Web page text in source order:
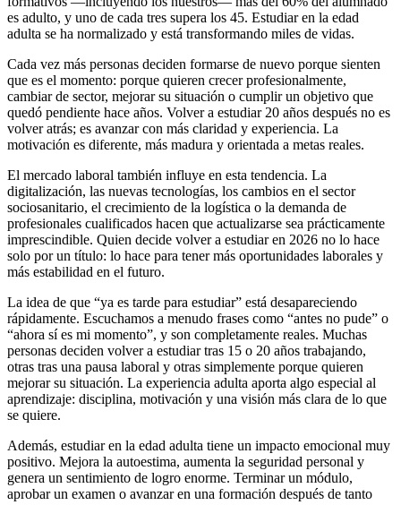
es adulto, y uno de cada tres supera los 45. Estudiar en la edad
adulta se ha normalizado y está transformando miles de vidas.
Cada vez más personas deciden formarse de nuevo porque sienten
que es el momento: porque quieren crecer profesionalmente,
cambiar de sector, mejorar su situación o cumplir un objetivo que
quedó pendiente hace años. Volver a estudiar 20 años después no es
volver atrás; es avanzar con más claridad y experiencia. La
motivación es diferente, más madura y orientada a metas reales.
El mercado laboral también influye en esta tendencia. La
digitalización, las nuevas tecnologías, los cambios en el sector
sociosanitario, el crecimiento de la logística o la demanda de
profesionales cualificados hacen que actualizarse sea prácticamente
imprescindible. Quien decide volver a estudiar en 2026 no lo hace
solo por un título: lo hace para tener más oportunidades laborales y
más estabilidad en el futuro.
La idea de que “ya es tarde para estudiar” está desapareciendo
rápidamente. Escuchamos a menudo frases como “antes no pude” o
“ahora sí es mi momento”, y son completamente reales. Muchas
personas deciden volver a estudiar tras 15 o 20 años trabajando,
otras tras una pausa laboral y otras simplemente porque quieren
mejorar su situación. La experiencia adulta aporta algo especial al
aprendizaje: disciplina, motivación y una visión más clara de lo que
se quiere.
Además, estudiar en la edad adulta tiene un impacto emocional muy
positivo. Mejora la autoestima, aumenta la seguridad personal y
genera un sentimiento de logro enorme. Terminar un módulo,
aprobar un examen o avanzar en una formación después de tanto